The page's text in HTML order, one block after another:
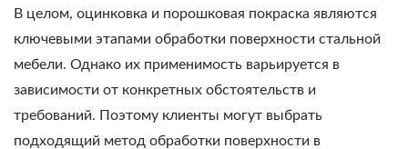
В целом, оцинковка и порошковая покраска являются
ключевыми этапами обработки поверхности стальной
мебели. Однако их применимость варьируется в
зависимости от конкретных обстоятельств и
требований. Поэтому клиенты могут выбрать
подходящий метод обработки поверхности в